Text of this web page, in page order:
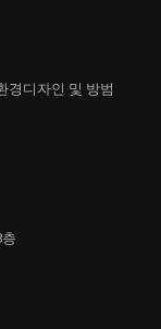
경디자인 및 방범